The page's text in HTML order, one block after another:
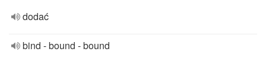
dodać
bind - bound - bound